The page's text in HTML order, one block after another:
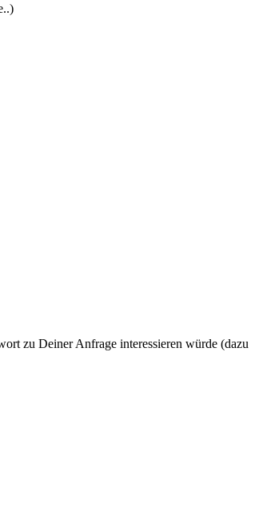
zu Deiner Anfrage interessieren würde (dazu